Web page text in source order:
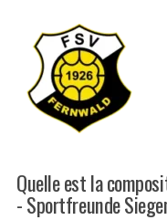
Quelle est la
- Sportfreunde